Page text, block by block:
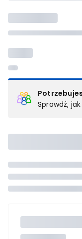
Sprawdź,
pokoju (lub
i zarezerwuj ją. Zrób
kolejnego pokoju lub
zamówienie u
Maksymalna liczba
maksymalny limit